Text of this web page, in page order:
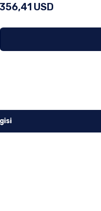
356,41 USD